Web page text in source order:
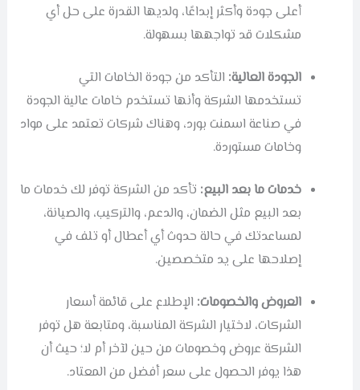
أعلى جودة وأكثر إبداعًا، ولديها القدرة على حل أي
مشكلات قد تواجهها بسهولة.
الجودة العالية: التأكد من جودة الخامات التي
تستخدمها الشركة وأنها تستخدم خامات عالية الجودة
في صناعة اسمنت بورد، وهناك شركات تعتمد على مواد
وخامات مستوردة.
خدمات ما بعد البيع: تأكد من الشركة توفر لك خدمات ما
بعد البيع مثل الضمان، والدعم، والتركيب، والصيانة،
لمساعدتك في حالة حدوث أي أعطال أو تلف في
إصلاحها على يد متخصصين.
العروض والخصومات: الإطلاع على قائمة أسعار
الشركات، لاختيار الشركة المناسبة، ومتابعة هل توفر
الشركة عروض وخصومات من حين لآخر أم لا؛ حيث أن
هذا يوفر الحصول على سعر أفضل من المعتاد.